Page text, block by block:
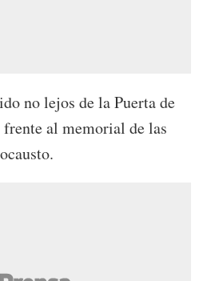
no lejos de la Puerta de
al memorial de las